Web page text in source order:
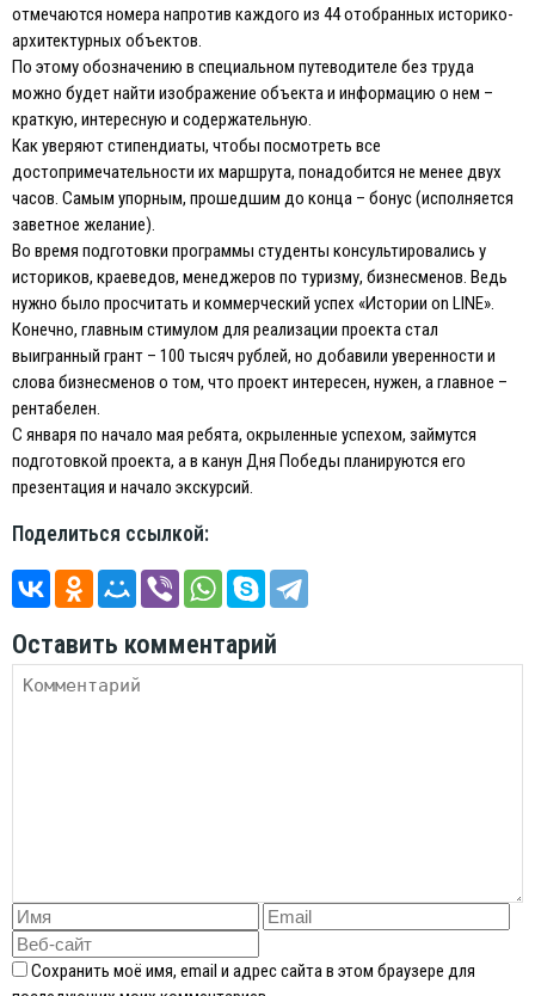
отмечаются номера напротив каждого из 44 отобранных историко-
архитектурных объектов.
По этому обозначению в специальном путеводителе без труда
можно будет найти изображение объекта и информацию о нем –
краткую, интересную и содержательную.
Как уверяют стипендиаты, чтобы посмотреть все
достопримечательности их маршрута, понадобится не менее двух
часов. Самым упорным, прошедшим до конца – бонус (исполняется
заветное желание).
Во время подготовки программы студенты консультировались у
историков, краеведов, менеджеров по туризму, бизнесменов. Ведь
нужно было просчитать и коммерческий успех «Истории on LINE».
Конечно, главным стимулом для реализации проекта стал
выигранный грант – 100 тысяч рублей, но добавили уверенности и
слова бизнесменов о том, что проект интересен, нужен, а главное –
рентабелен.
С января по начало мая ребята, окрыленные успехом, займутся
подготовкой проекта, а в канун Дня Победы планируются его
презентация и начало экскурсий.
Поделиться ссылкой:
Оставить комментарий
Сохранить моё имя, email и адрес сайта в этом браузере для